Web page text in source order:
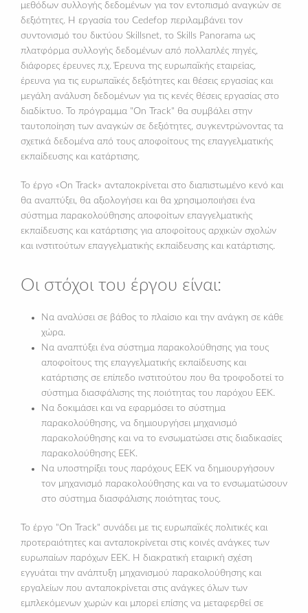
μεθόδων συλλογής δεδομένων για τον εντοπισμό αναγκών σε
δεξιότητες. Η εργασία του Cedefop περιλαμβάνει τον
συντονισμό του δικτύου Skillsnet, το Skills Panorama ως
πλατφόρμα συλλογής δεδομένων από πολλαπλές πηγές,
διάφορες έρευνες π.χ. Έρευνα της ευρωπαϊκής εταιρείας,
έρευνα για τις ευρωπαϊκές δεξιότητες και θέσεις εργασίας και
μεγάλη ανάλυση δεδομένων για τις κενές θέσεις εργασίας στο
διαδίκτυο. Το πρόγραμμα "On Track" θα συμβάλει στην
ταυτοποίηση των αναγκών σε δεξιότητες, συγκεντρώνοντας τα
σχετικά δεδομένα από τους αποφοίτους της επαγγελματικής
εκπαίδευσης και κατάρτισης.
Το έργο «On Track» ανταποκρίνεται στο διαπιστωμένο κενό και
θα αναπτύξει, θα αξιολογήσει και θα χρησιμοποιήσει ένα
σύστημα παρακολούθησης αποφοίτων επαγγελματικής
εκπαίδευσης και κατάρτισης για αποφοίτους αρχικών σχολών
και ινστιτούτων επαγγελματικής εκπαίδευσης και κατάρτισης.
Οι στόχοι του έργου είναι:
Να αναλύσει σε βάθος το πλαίσιο και την ανάγκη σε κάθε
χώρα.
Να αναπτύξει ένα σύστημα παρακολούθησης για τους
αποφοίτους της επαγγελματικής εκπαίδευσης και
κατάρτισης σε επίπεδο ινστιτούτου που θα τροφοδοτεί το
σύστημα διασφάλισης της ποιότητας του παρόχου ΕΕΚ.
Να δοκιμάσει και να εφαρμόσει το σύστημα
παρακολούθησης, να δημιουργήσει μηχανισμό
παρακολούθησης και να το ενσωματώσει στις διαδικασίες
παρακολούθησης ΕΕΚ.
Να υποστηρίξει τους παρόχους ΕΕΚ να δημιουργήσουν
τον μηχανισμό παρακολούθησης και να το ενσωματώσουν
στο σύστημα διασφάλισης ποιότητας τους.
Το έργο "On Track" συνάδει με τις ευρωπαϊκές πολιτικές και
προτεραιότητες και ανταποκρίνεται στις κοινές ανάγκες των
ευρωπαίων παρόχων ΕΕΚ. Η διακρατική εταιρική σχέση
εγγυάται την ανάπτυξη μηχανισμού παρακολούθησης και
εργαλείων που ανταποκρίνεται στις ανάγκες όλων των
εμπλεκόμενων χωρών και μπορεί επίσης να μεταφερθεί σε